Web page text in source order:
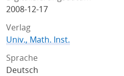
2008-12-17
Verlag
Univ., Math. Inst.
Sprache
Deutsch